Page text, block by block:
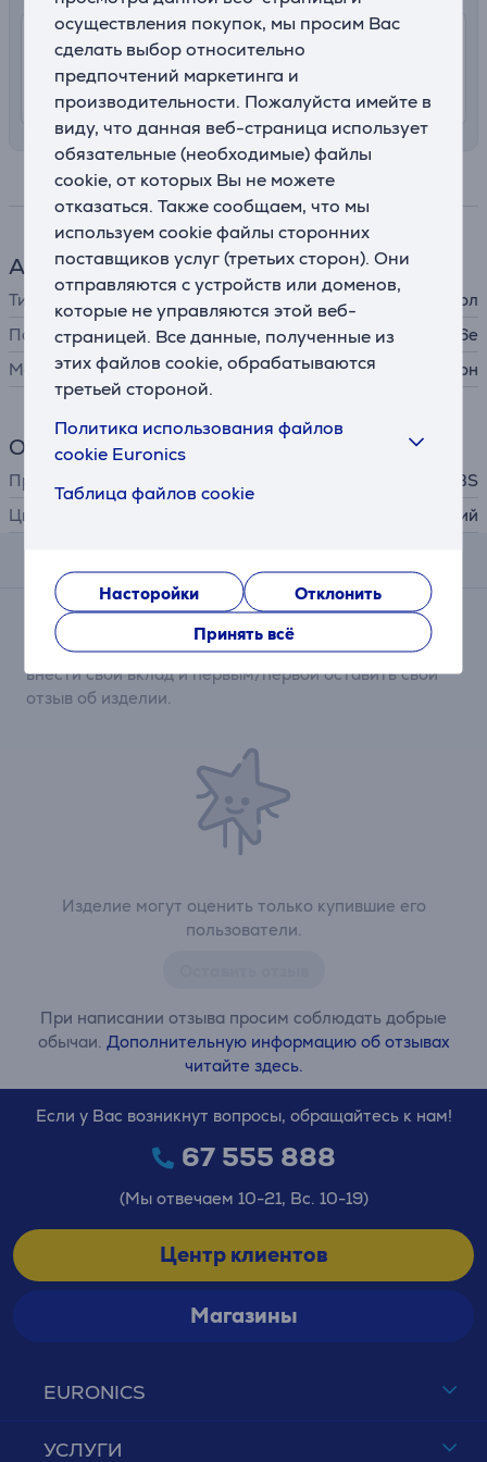
осуществления покупок, мы просим Вас
сделать выбор относительно
предпочтений маркетинга и
производительности. Пожалуйста имейте в
виду, что данная веб-страница использует
обязательные (необходимые) файлы
cookie, от которых Вы не можете
отказаться. Также сообщаем, что мы
используем cookie файлы сторонних
поставщиков услуг (третьих сторон). Они
отправляются с устройств или доменов,
которые не управляются этой веб-
страницей. Все данные, полученные из
этих файлов cookie, обрабатываются
третьей стороной.
Политика использования файлов
cookie Euronics
Таблица файлов cookie
Насторойки
Отклонить
Принять всё
Доставка с заносом на територии
Латвии
8. - 12. августа
Спецификация
Аксессуар для телефона
Тип
защитный чехол
Подходит для телефонов
Apple iPhone 16e
Материал
силикон
Общий параметр
Производитель
SBS
Цвет
синий
Отзывы
Изделие могут оценить только купившие его
пользователи.
При написании отзыва просим соблюдать добрые
обычаи. Дополнительную информацию об отзывах
читайте здесь.
Сейчас отзывов нет.
После совершения покупки откроется возможность
внести свой вклад и первым/первой оставить свой
отзыв об изделии.
EURONICS
УСЛУГИ
Если у Вас возникнут вопросы, обращайтесь к нам!
67 555 888
(Мы отвечаем 10-21, Вс. 10-19)
Центр клиентов
Магазины